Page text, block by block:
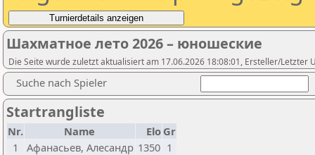
Шахматное лето 2026 – юношеские
Die Seite wurde zuletzt aktualisiert am 17.06.2026 18:08:01, Ersteller/Letzter
Suche nach Spieler
Startrangliste
Nr. Name Elo Gr
1
Афанасьев, Алесандр 1350 1